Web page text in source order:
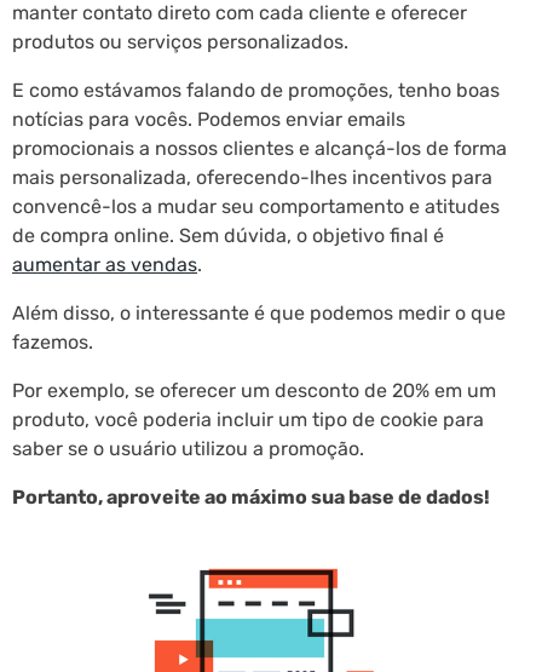
manter contato direto com cada cliente e oferecer
produtos ou serviços personalizados.
E como estávamos falando de promoções, tenho boas
notícias para vocês. Podemos enviar emails
promocionais a nossos clientes e alcançá-los de forma
mais personalizada, oferecendo-lhes incentivos para
convencê-los a mudar seu comportamento e atitudes
de compra online. Sem dúvida, o objetivo final é
aumentar as vendas.
Além disso, o interessante é que podemos medir o que
fazemos.
Por exemplo, se oferecer um desconto de 20% em um
produto, você poderia incluir um tipo de cookie para
saber se o usuário utilizou a promoção.
Portanto, aproveite ao máximo sua base de dados!